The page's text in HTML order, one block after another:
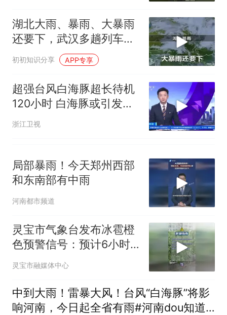
湖北大雨、暴雨、大暴雨
还要下，武汉多趟列车紧
急停运、折返
初初知识分享 APP专享
超强台风白海豚超长待机
120小时 白海豚或引发特
大暴雨
浙江卫视
局部暴雨！今天郑州西部
和东南部有中雨
河南都市频道
灵宝市气象台发布冰雹橙
色预警信号：预计6小时
内将出现冰雹、雷暴大
灵宝市融媒体中心
中到大雨！雷暴大风！台风“白海豚”将影
响河南，今日起全省有雨#河南dou知道